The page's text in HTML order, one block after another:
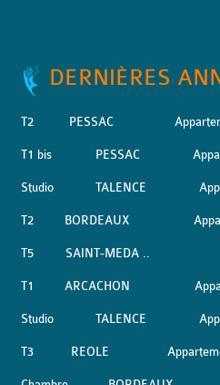
DERNIÈRES
T2 PESSAC
T1 bis PESSAC
Studio TALENCE
T2 BORDEAUX
T5 SAINT-MEDA ..
T1 ARCACHON
Studio TALENCE
T3 REOLE